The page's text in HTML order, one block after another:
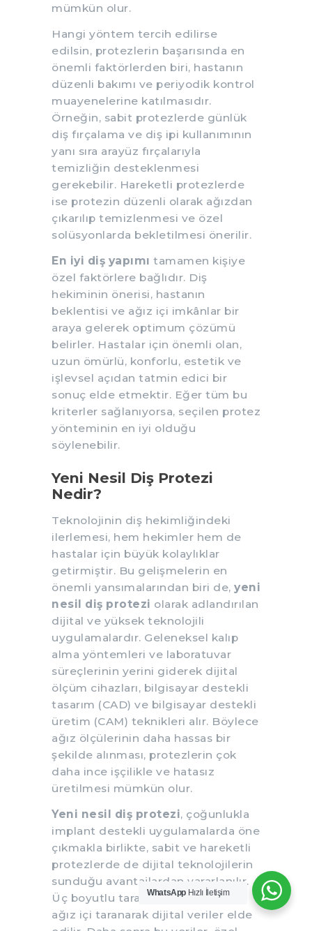
mümkün olur.
Hangi yöntem tercih edilirse
edilsin, protezlerin başarısında en
önemli faktörlerden biri, hastanın
düzenli bakımı ve periyodik kontrol
muayenelerine katılmasıdır.
Örneğin, sabit protezlerde günlük
diş fırçalama ve diş ipi kullanımının
yanı sıra arayüz fırçalarıyla
temizliğin desteklenmesi
gerekebilir. Hareketli protezlerde
ise protezin düzenli olarak ağızdan
çıkarılıp temizlenmesi ve özel
solüsyonlarda bekletilmesi önerilir.
En iyi diş yapımı tamamen kişiye
özel faktörlere bağlıdır. Diş
hekiminin önerisi, hastanın
beklentisi ve ağız içi imkânlar bir
araya gelerek optimum çözümü
belirler. Hastalar için önemli olan,
uzun ömürlü, konforlu, estetik ve
işlevsel açıdan tatmin edici bir
sonuç elde etmektir. Eğer tüm bu
kriterler sağlanıyorsa, seçilen protez
yönteminin en iyi olduğu
söylenebilir.
Yeni Nesil Diş Protezi
Nedir?
Teknolojinin diş hekimliğindeki
ilerlemesi, hem hekimler hem de
hastalar için büyük kolaylıklar
getirmiştir. Bu gelişmelerin en
önemli yansımalarından biri de, yeni
nesil diş protezi olarak adlandırılan
dijital ve yüksek teknolojili
uygulamalardır. Geleneksel kalıp
alma yöntemleri ve laboratuvar
süreçlerinin yerini giderek dijital
ölçüm cihazları, bilgisayar destekli
tasarım (CAD) ve bilgisayar destekli
üretim (CAM) teknikleri alır. Böylece
ağız ölçülerinin daha hassas bir
şekilde alınması, protezlerin çok
daha ince işçilikle ve hatasız
üretilmesi mümkün olur.
Yeni nesil diş protezi, çoğunlukla
implant destekli uygulamalarda öne
çıkmakla birlikte, sabit ve hareketli
protezlerde de dijital teknolojilerin
sunduğu avantajlardan yararlanılır.
Üç boyutlu tarayıcılar ile hastanın
ağız içi taranarak dijital veriler elde
WhatsApp Hızlı İletişim